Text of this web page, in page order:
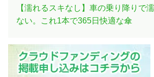
【濡れるスキなし】車の乗り降りで
ない。これ1本で365日快適な傘